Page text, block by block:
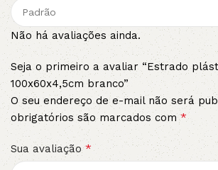
Não há avaliações ainda.
Seja o primeiro a avaliar “Estrado
100x60x4,5cm branco”
O seu endereço de e-mail não será
obrigatórios são marcados com*
Sua avaliação*